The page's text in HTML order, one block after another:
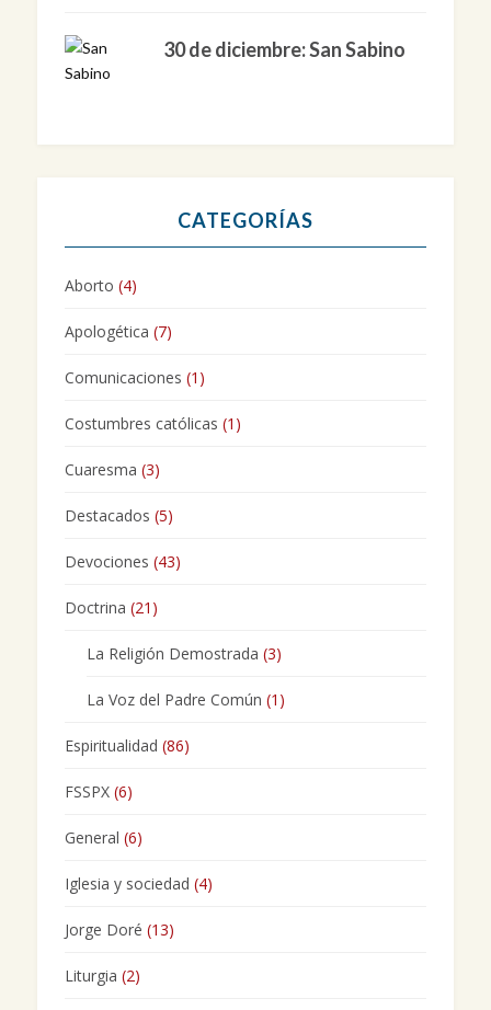
30 de diciembre: San Sabino
CATEGORÍAS
Aborto (4)
Apologética (7)
Comunicaciones (1)
Costumbres católicas (1)
Cuaresma (3)
Destacados (5)
Devociones (43)
Doctrina (21)
La Religión Demostrada (3)
La Voz del Padre Común (1)
Espiritualidad (86)
FSSPX(6)
General (6)
Iglesia y sociedad (4)
Jorge Doré (13)
Liturgia (2)